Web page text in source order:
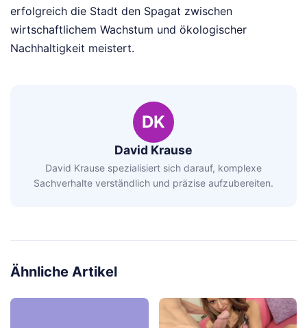
erfolgreich die Stadt den Spagat zwischen
wirtschaftlichem Wachstum und ökologischer
Nachhaltigkeit meistert.
DK
David Krause
David Krause spezialisiert sich darauf, komplexe
Sachverhalte verständlich und präzise aufzubereiten.
Ähnliche Artikel